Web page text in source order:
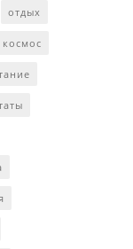
отдых
космос